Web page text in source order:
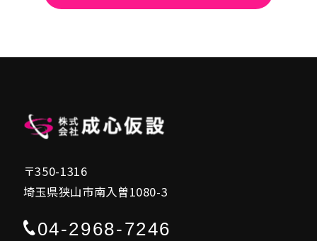
〒350-1316
埼玉県狭山市南入曽1080-3
04-2968-7246